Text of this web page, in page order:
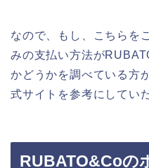
なので、もし、こちらを
みの支払い方法が
かどうかを調べている方
式サイトを参考にしてい
RUBATO&Coの